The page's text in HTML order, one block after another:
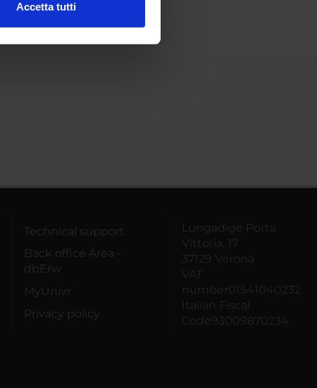
Accetta tutti
Technical support
Back office Area -
dbErw
MyUnivr
Privacy policy
Lungadige Porta
Vittoria, 17
37129 Verona
VAT
number01541040232
Italian Fiscal
Code93009870234